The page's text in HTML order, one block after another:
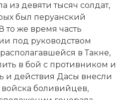
из девяти тысяч солдат,
был перуанский
то же время часть
под руководством
в Такне,
в бой с противником и
и действия Дасы внесли
боливийцев,